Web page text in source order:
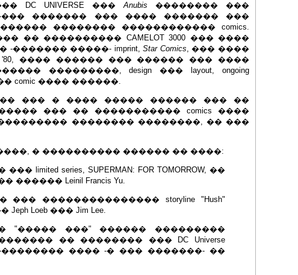
DC UNIVERSE ���Anubis �������� ���
������� ��� ���� ������� ���
�������� ������������ comics.
�� ���������� CAMELOT 3000 ��� ����
�����- imprint,Star Comics, ��� ����
���� ������ ��� ������ ��� ����
���������, design ��� layout, ongoing
comic ���� ������.
��� � ���� ����� ������ ��� ��
��� �� ����������� comics ����
�������� ��������, �� ���
� ���������� ������ �� ����:
series, SUPERMAN: FOR TOMORROW, ��
������ Leinil Francis Yu.
��������������� storyline "Hush"
Jeph Loeb ��� Jim Lee.
"����� ���" ������ ���������
�� �������� ��� DC Universe
���� -� ��� �������- ��